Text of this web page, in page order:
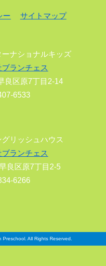
ー サイトマップ
ナショナルキッズ
ランチェス
良区原7丁目2-14
6533
リッシュハウス
ランチェス
良区原7丁目2-5
6266
All Rights Reserved.